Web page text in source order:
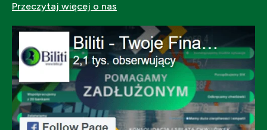
Przeczytaj więcej o nas